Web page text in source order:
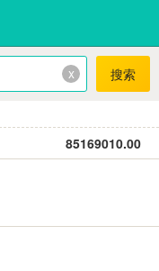
x 搜索
85169010.00